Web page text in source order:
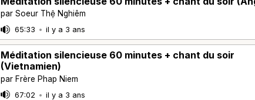
par Soeur Thệ Nghiêm
65:33 • il y a 3 ans
Méditation silencieuse 60 minutes + chant du soir
(Vietnamien)
par Frère Phap Niem
67:02 • il y a 3 ans